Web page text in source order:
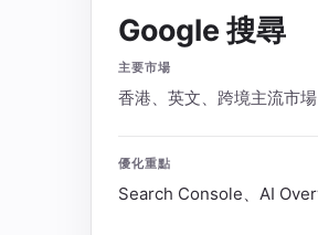
Google 搜尋
主要市場
香港、英文、跨境主流市場
優化重點
Search Console、AI